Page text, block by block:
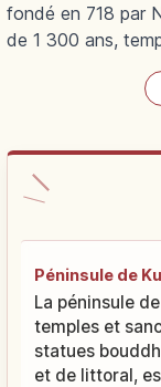
fondé en 718 par
de 1 300 ans,
Péninsule de
La péninsule
temples et
statues
et de littoral,